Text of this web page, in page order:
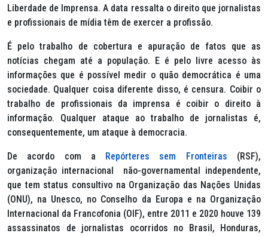
Liberdade de Imprensa. A data ressalta o direito que jornalistas
e profissionais de mídia têm de exercer a profissão.
É pelo trabalho de cobertura e apuração de fatos que as
notícias chegam até a população. E é pelo livre acesso às
informações que é possível medir o quão democrática é uma
sociedade. Qualquer coisa diferente disso, é censura. Coibir o
trabalho de profissionais da imprensa é coibir o direito à
informação. Qualquer ataque ao trabalho de jornalistas é,
consequentemente, um ataque à democracia.
De acordo com a Repórteres sem Fronteiras (RSF),
organização internacional não-governamental independente,
que tem status consultivo na Organização das Nações Unidas
(ONU), na Unesco, no Conselho da Europa e na Organização
Internacional da Francofonia (OIF), entre 2011 e 2020 houve 139
assassinatos de jornalistas ocorridos no Brasil, Honduras,